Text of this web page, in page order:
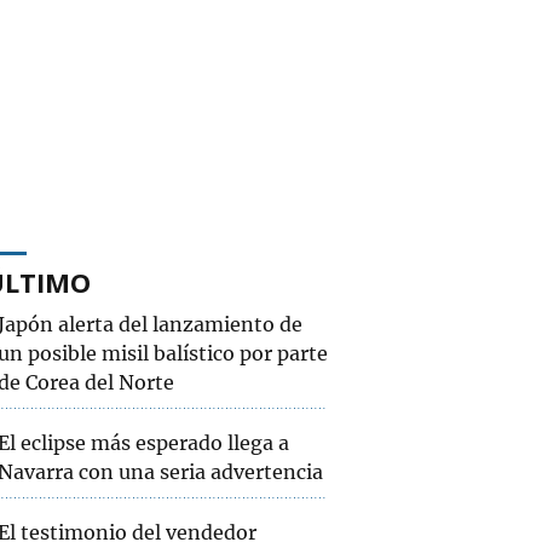
alerta del lanzamiento de
posible misil balístico por parte
Corea del Norte
eclipse más esperado llega a
con una seria advertencia
testimonio del vendedor